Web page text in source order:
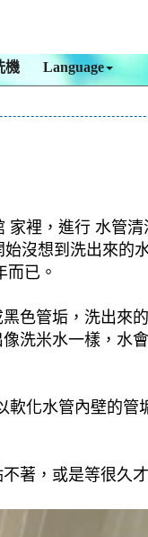
機 Language
裡，進行 水管
沒想到洗出來的
已。
色管垢，洗出來
洗米水一樣，水
化水管內壁的管
著，或是等很久